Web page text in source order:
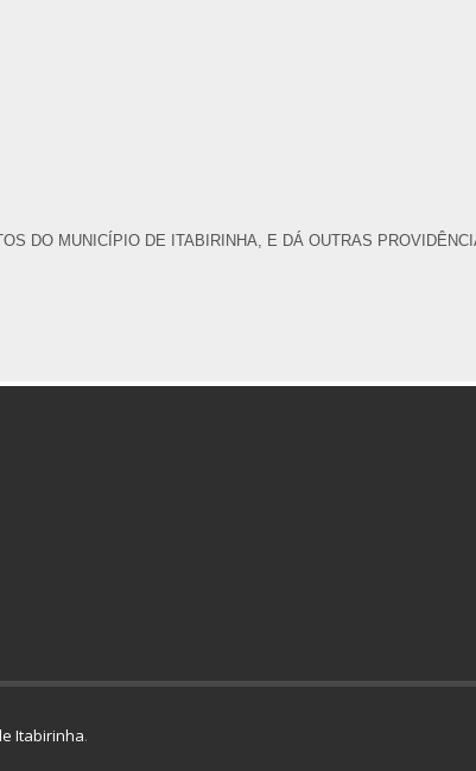
DO MUNICÍPIO DE ITABIRINHA, E DÁ OUTRAS
Itabirinha.